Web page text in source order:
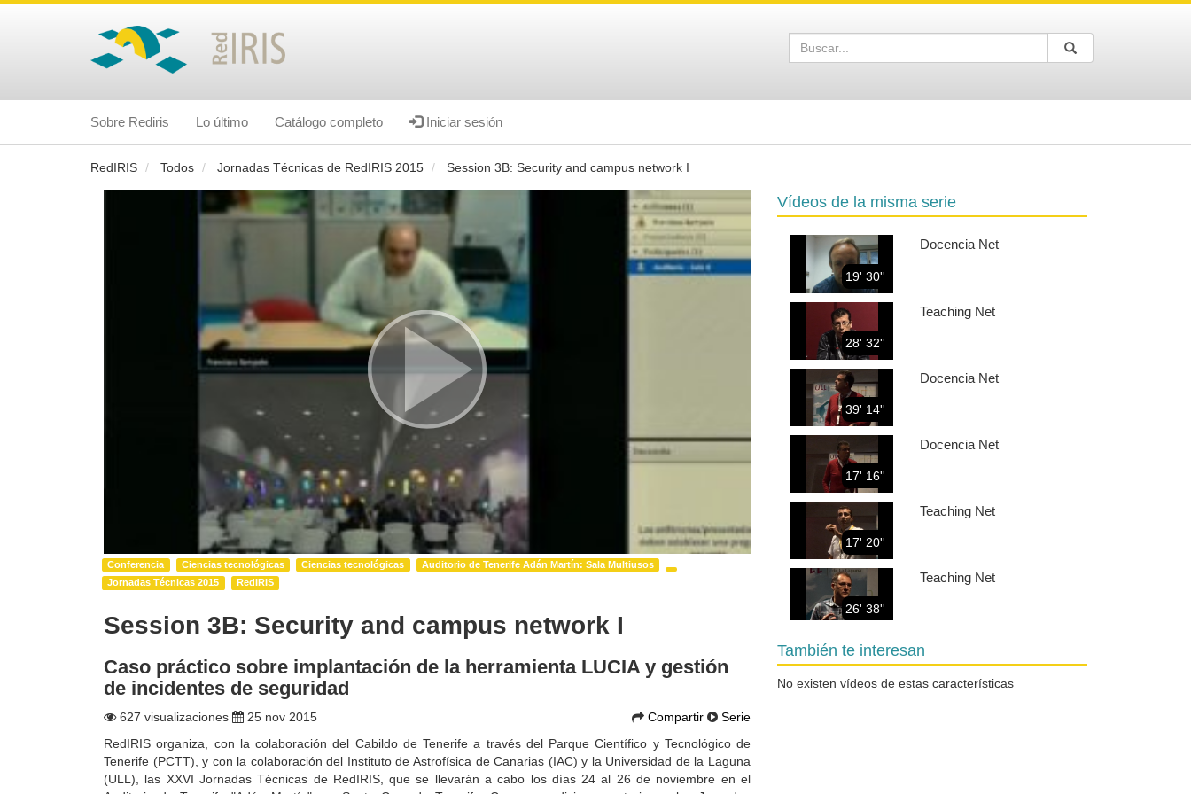
Buscar Enviar
Buscar
Sobre Rediris Lo último Catálogo completo Iniciar sesión
RedIRIS Todos Jornadas Técnicas de RedIRIS 2015 Session 3B: Security and campus network I
Conferencia Ciencias tecnológicas Ciencias tecnológicas
Auditorio de Tenerife Adán Martín: Sala Multiusos
Jornadas Técnicas 2015
RedIRIS
Session 3B: Security and campus network I
Caso práctico sobre implantación de la herramienta LUCIA y gestión
de incidentes de seguridad
627 visualizaciones 25 nov 2015 Compartir
Serie
RedIRIS organiza, con la colaboración del Cabildo de Tenerife a través del Parque Científico y Tecnológico de
Tenerife (PCTT), y con la colaboración del Instituto de Astrofísica de Canarias (IAC) y la Universidad de la Laguna
(ULL), las XXVI Jornadas Técnicas de RedIRIS, que se llevarán a cabo los días 24 al 26 de noviembre en el
Vídeos de la misma serie
19' 30''
Docencia Net
28' 32''
Teaching Net
39' 14''
Docencia Net
17' 16''
Docencia Net
17' 20''
Teaching Net
26' 38''
Teaching Net
32' 31''
Teaching Net
También te interesan
No existen vídeos de estas características